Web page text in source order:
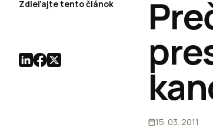
15. 03. 2011
Zdieľajte tento článok